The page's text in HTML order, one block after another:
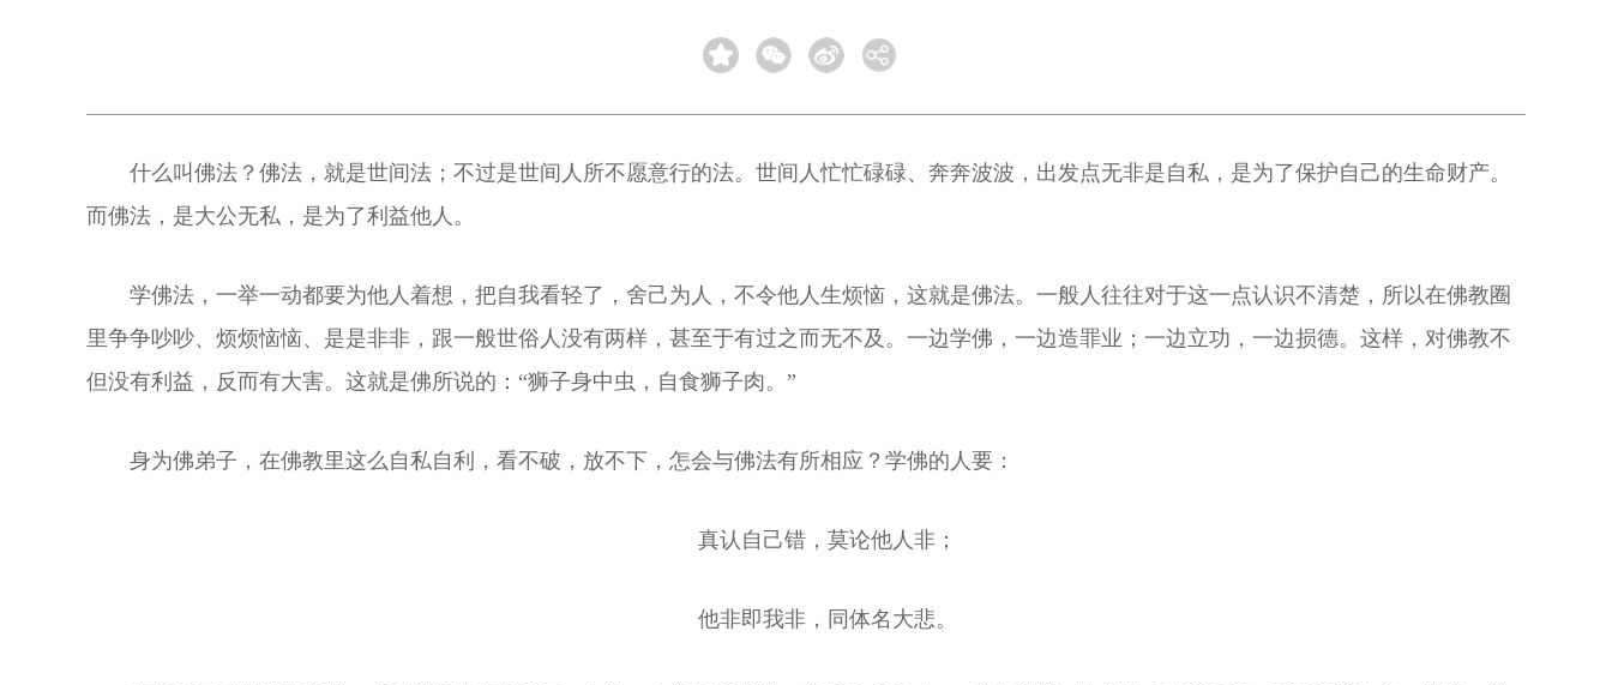
什么叫佛法？佛法，就是世间法；不过是世间人所不愿意行的法。世间人忙忙碌碌、奔奔波波，出发点无非是自私，是为了保护自己的生命财产。
而佛法，是大公无私，是为了利益他人。
学佛法，一举一动都要为他人着想，把自我看轻了，舍己为人，不令他人生烦恼，这就是佛法。一般人往往对于这一点认识不清楚，所以在佛教圈
里争争吵吵、烦烦恼恼、是是非非，跟一般世俗人没有两样，甚至于有过之而无不及。一边学佛，一边造罪业；一边立功，一边损德。这样，对佛教不
但没有利益，反而有大害。这就是佛所说的：“狮子身中虫，自食狮子肉。”
身为佛弟子，在佛教里这么自私自利，看不破，放不下，怎会与佛法有所相应？学佛的人要：
真认自己错，莫论他人非；
他非即我非，同体名大悲。